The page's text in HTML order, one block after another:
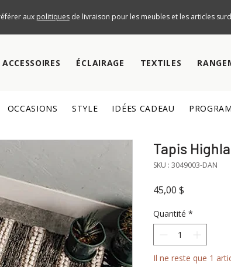
aux politiquesde livraison pour les meubles et les articles
ACCESSOIRES ÉCLAIRAGE TEXTILES
OCCASIONS STYLE IDÉES CADEAU
Tapis
SKU : 3049003-DAN
45,00 $
Quantité *
Il ne reste que 1